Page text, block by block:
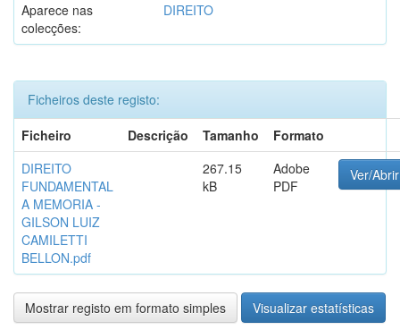
Aparece nas
colecções:
DIREITO
Ficheiros deste registo:
Ficheiro
Descrição Tamanho
Formato
DIREITO
FUNDAMENTAL
A MEMORIA -
GILSON LUIZ
CAMILETTI
BELLON.pdf
267.15
kB
Adobe
PDF
Ver/Abrir
Mostrar registo em formato simples Visualizar estatísticas